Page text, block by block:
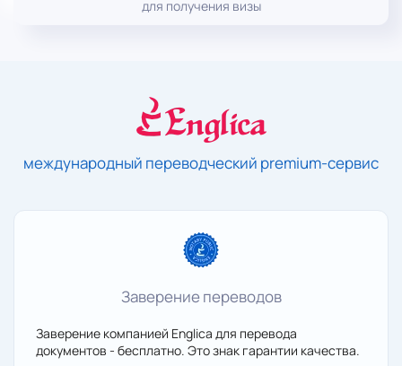
для получения визы
международный переводческий premium-сервис
Заверение переводов
Заверение компанией Englica для перевода
документов - бесплатно. Это знак гарантии качества.